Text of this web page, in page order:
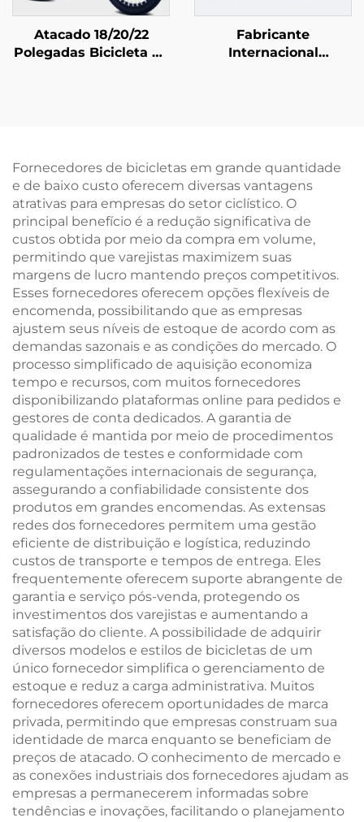
Atacado 18/20/22
Polegadas Bicicleta de
Garfo de Aço
Fabricante
Internacional
Garfo de Aço, Freio a
Disco, Pedal Comum
Fornecedores de bicicletas em grande quantidade
e de baixo custo oferecem diversas vantagens
atrativas para empresas do setor ciclístico. O
principal benefício é a redução significativa de
custos obtida por meio da compra em volume,
permitindo que varejistas maximizem suas
margens de lucro mantendo preços competitivos.
Esses fornecedores oferecem opções flexíveis de
encomenda, possibilitando que as empresas
ajustem seus níveis de estoque de acordo com as
demandas sazonais e as condições do mercado. O
processo simplificado de aquisição economiza
tempo e recursos, com muitos fornecedores
disponibilizando plataformas online para pedidos e
gestores de conta dedicados. A garantia de
qualidade é mantida por meio de procedimentos
padronizados de testes e conformidade com
regulamentações internacionais de segurança,
assegurando a confiabilidade consistente dos
produtos em grandes encomendas. As extensas
redes dos fornecedores permitem uma gestão
eficiente de distribuição e logística, reduzindo
custos de transporte e tempos de entrega. Eles
frequentemente oferecem suporte abrangente de
garantia e serviço pós-venda, protegendo os
investimentos dos varejistas e aumentando a
satisfação do cliente. A possibilidade de adquirir
diversos modelos e estilos de bicicletas de um
único fornecedor simplifica o gerenciamento de
estoque e reduz a carga administrativa. Muitos
fornecedores oferecem oportunidades de marca
privada, permitindo que empresas construam sua
identidade de marca enquanto se beneficiam de
preços de atacado. O conhecimento de mercado e
as conexões industriais dos fornecedores ajudam as
empresas a permanecerem informadas sobre
tendências e inovações, facilitando o planejamento